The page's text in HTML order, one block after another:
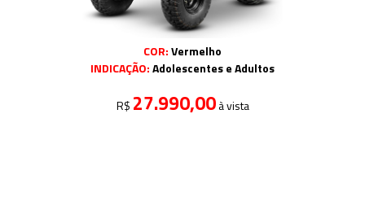
COR:Vermelho
INDICAÇÃO:Adolescentes e Adultos
R$ 27.990,00à vista